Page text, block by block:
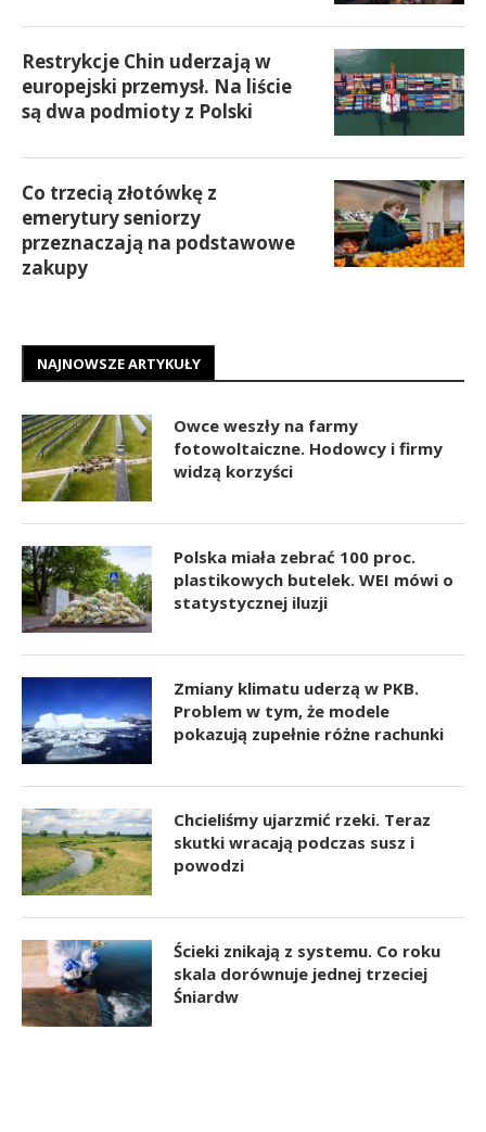
Restrykcje Chin uderzają w
europejski przemysł. Na liście
są dwa podmioty z Polski
Co trzecią złotówkę z
emerytury seniorzy
przeznaczają na podstawowe
zakupy
NAJNOWSZE ARTYKUŁY
Owce weszły na farmy
fotowoltaiczne. Hodowcy i firmy
widzą korzyści
Polska miała zebrać 100 proc.
plastikowych butelek. WEI mówi o
statystycznej iluzji
Zmiany klimatu uderzą w PKB.
Problem w tym, że modele
pokazują zupełnie różne rachunki
Chcieliśmy ujarzmić rzeki. Teraz
skutki wracają podczas susz i
powodzi
Ścieki znikają z systemu. Co roku
skala dorównuje jednej trzeciej
Śniardw